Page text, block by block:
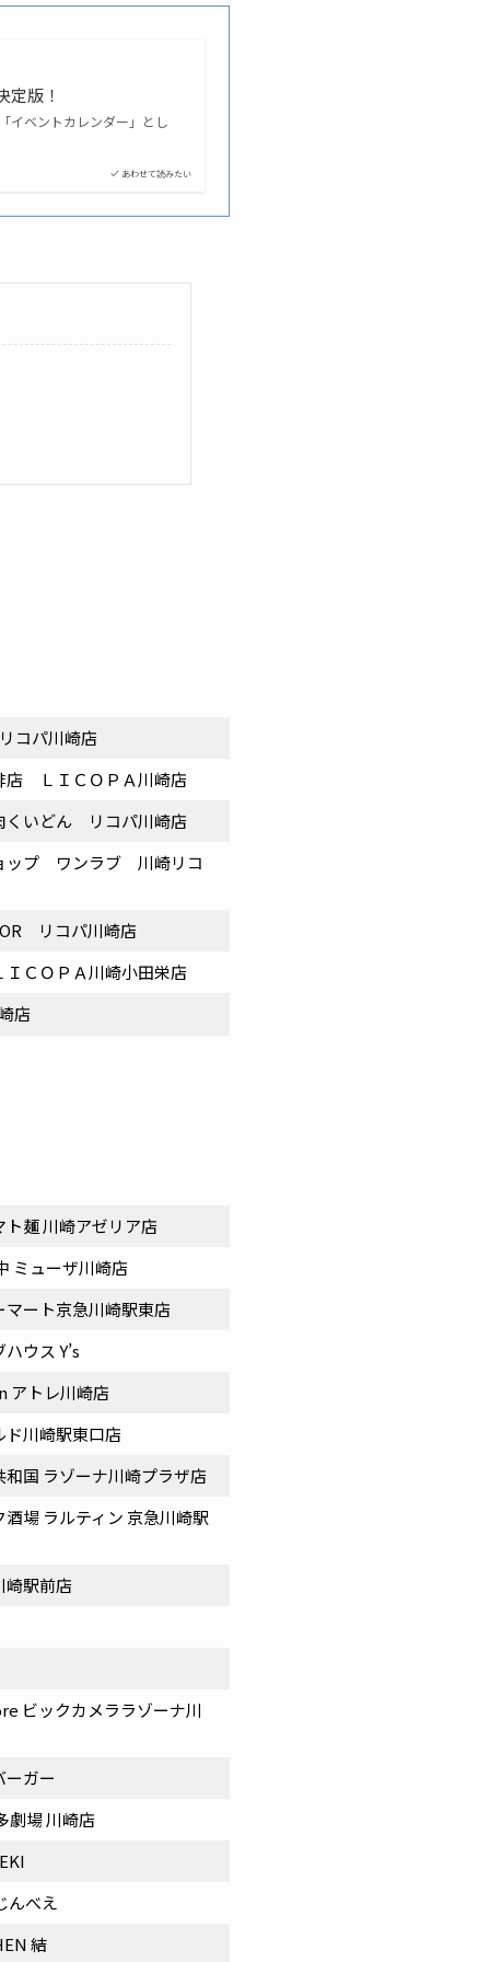
あわせて読みたい
定版！
イベントカレンダー」とし
コパ川崎店
店 ＬＩＣＯＰＡ川崎店
くいどん リコパ川崎店
ップ ワンラブ 川崎リコ
リコパ川崎店
ＣＯＰＡ川崎小田栄店
店
ト麺 川崎アゼリア店
ミューザ川崎店
マート京急川崎駅東店
ウス Y’s
アトレ川崎店
ド川崎駅東口店
和国 ラゾーナ川崎プラザ店
場 ラルティン 京急川崎駅
崎駅前店
ビックカメララゾーナ川
ーガー
劇場 川崎店
んべえ
結